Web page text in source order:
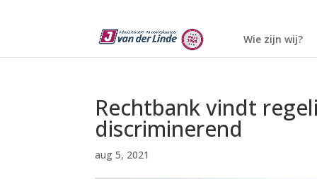
Wie zijn wij?
Rechtbank vindt
discriminerend
aug 5, 2021